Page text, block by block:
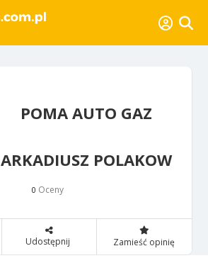
POMA AUTO GAZ
ARKADIUSZ POLAKOW
0 Oceny
Udostępnij Zamieść opinię